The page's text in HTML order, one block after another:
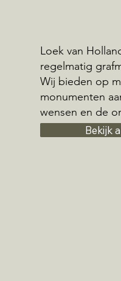
Loek van
regelmatig
Wij bieden op
monumenten
wensen en de
Bekijk